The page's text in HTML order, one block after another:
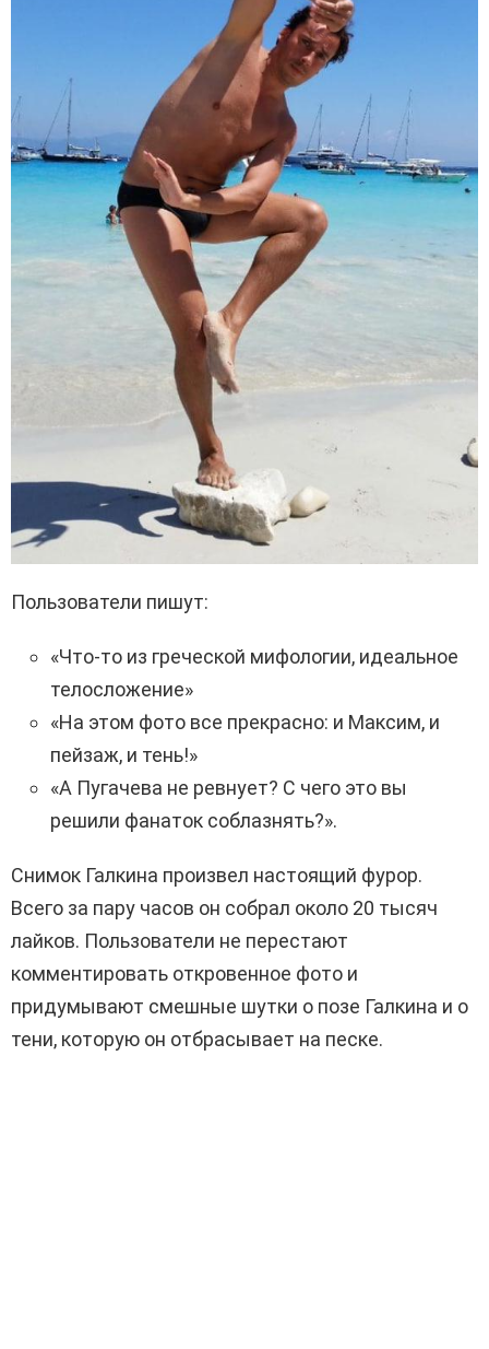
Пользователи пишут:
«Что-то из греческой мифологии, идеальное
телосложение»
«На этом фото все прекрасно: и Максим, и
пейзаж, и тень!»
«А Пугачева не ревнует? С чего это вы
решили фанаток соблазнять?».
Снимок Галкина произвел настоящий фурор.
Всего за пару часов он собрал около 20 тысяч
лайков. Пользователи не перестают
комментировать откровенное фото и
придумывают смешные шутки о позе Галкина и о
тени, которую он отбрасывает на песке.